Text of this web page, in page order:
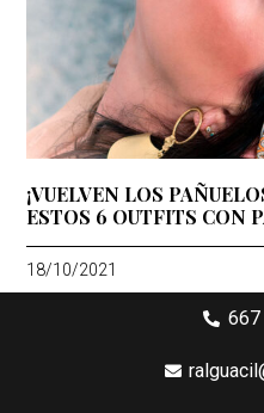
¡VUELVEN LOS
ESTOS 6 OUTFITS CON
18/10/2021